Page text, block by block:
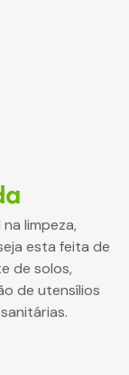
limpeza,
esta feita de
de solos,
de utensílios